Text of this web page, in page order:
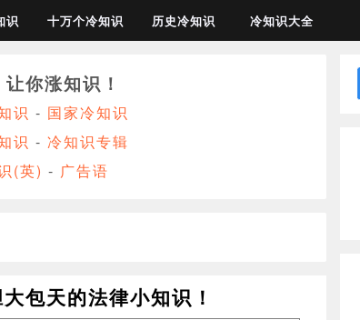
识 十万个冷知识 历史冷知识 冷知识大全
你涨知识！
识 - 国家冷知识
识 - 冷知识专辑
(英) - 广告语
包天的法律小知识！